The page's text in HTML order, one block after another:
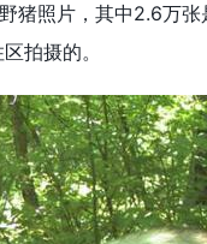
照片，其中2.6万张
拍摄的。